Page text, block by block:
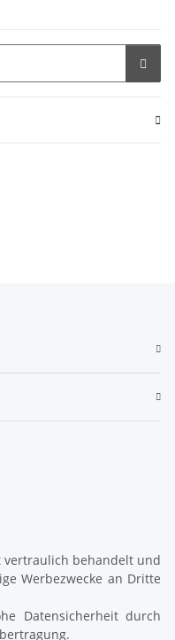
behandelt und
Werbezwecke an Dritte
Datensicherheit durch